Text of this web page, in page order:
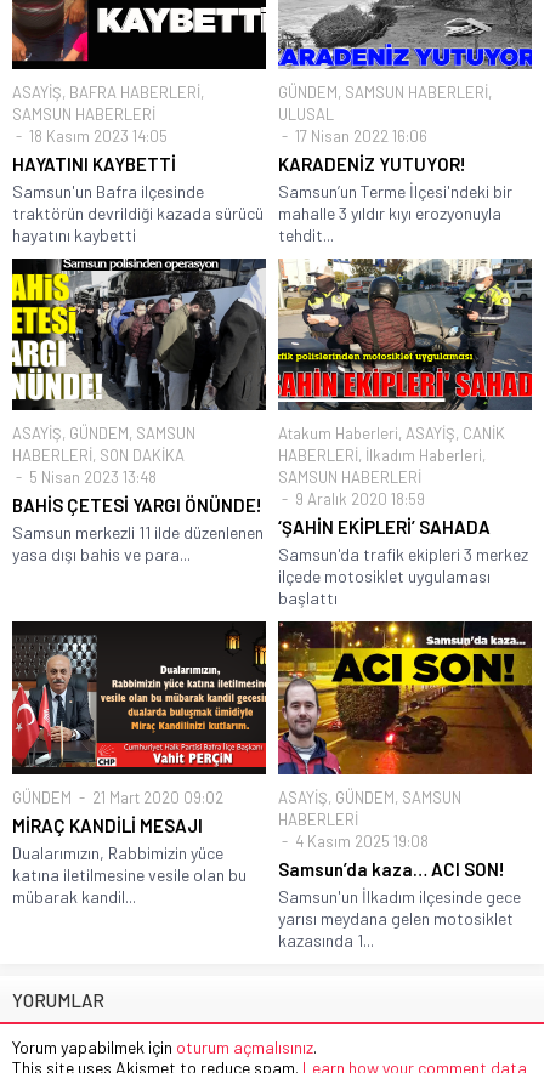
ASAYİŞ, BAFRA HABERLERİ,
SAMSUN HABERLERİ
18 Kasım 2023 14:05
HAYATINI KAYBETTİ
Samsun'un Bafra ilçesinde
traktörün devrildiği kazada sürücü
hayatını kaybetti
GÜNDEM, SAMSUN HABERLERİ,
ULUSAL
17 Nisan 2022 16:06
KARADENİZ YUTUYOR!
Samsun’un Terme İlçesi'ndeki bir
mahalle 3 yıldır kıyı erozyonuyla
tehdit...
ASAYİŞ, GÜNDEM, SAMSUN
HABERLERİ, SON DAKİKA
5 Nisan 2023 13:48
BAHİS ÇETESİ YARGI ÖNÜNDE!
Samsun merkezli 11 ilde düzenlenen
yasa dışı bahis ve para...
Atakum Haberleri, ASAYİŞ, CANİK
HABERLERİ, İlkadım Haberleri,
SAMSUN HABERLERİ
9 Aralık 2020 18:59
‘ŞAHİN EKİPLERİ’ SAHADA
Samsun'da trafik ekipleri 3 merkez
ilçede motosiklet uygulaması
başlattı
GÜNDEM 21 Mart 2020 09:02
MİRAÇ KANDİLİ MESAJI
Dualarımızın, Rabbimizin yüce
katına iletilmesine vesile olan bu
mübarak kandil...
ASAYİŞ, GÜNDEM, SAMSUN
HABERLERİ
4 Kasım 2025 19:08
Samsun’da kaza… ACI SON!
Samsun'un İlkadım ilçesinde gece
yarısı meydana gelen motosiklet
kazasında 1...
YORUMLAR
Yorum yapabilmek için oturum açmalısınız.
This site uses Akismet to reduce spam. Learn how your comment data